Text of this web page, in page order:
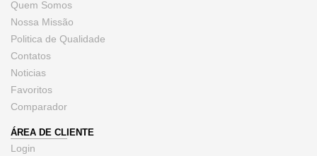
Quem Somos
Nossa Missão
Politica de Qualidade
Contatos
Noticias
Favoritos
Comparador
ÁREA DE CLIENTE
Login